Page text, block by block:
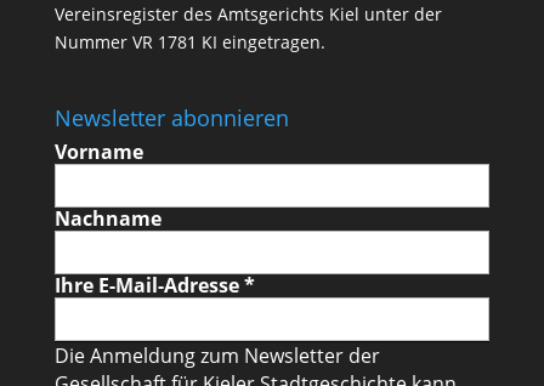
Vereinsregister des Amtsgerichts Kiel unter der
Nummer VR 1781 KI eingetragen.
Newsletter abonnieren
Vorname
Nachname
Ihre E-Mail-Adresse*
Die Anmeldung zum Newsletter der